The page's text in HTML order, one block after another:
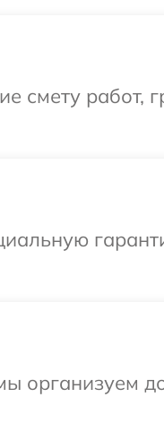
смету работ,
организуем